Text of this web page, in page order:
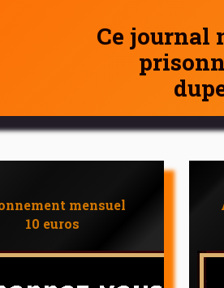
Ce journal
mensuel
10 euros